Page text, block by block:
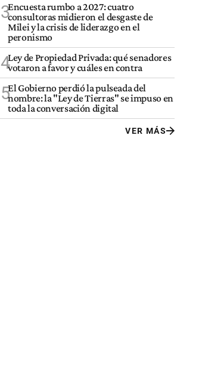
3Encuesta rumbo a 2027: cuatro
consultoras midieron el desgaste de
Milei y la crisis de liderazgo en el
peronismo
4Ley de Propiedad Privada: qué senadores
votaron a favor y cuáles en contra
5El Gobierno perdió la pulseada del
nombre: la "Ley de Tierras" se impuso en
toda la conversación digital
VER MÁS